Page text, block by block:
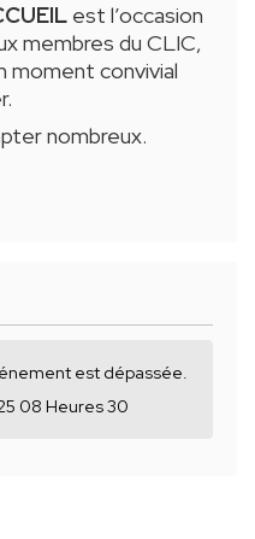
est l’occasion
membres du CLIC,
moment convivial
nombreux.
est dépassée.
08 Heures 30